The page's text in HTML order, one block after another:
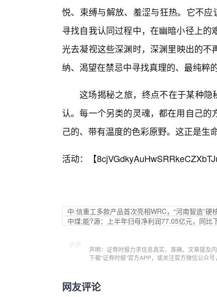
悦、束缚与解放、羞涩与狂热。它不
寻找自我认同过程中，在幽暗小径上
光去凝视这些深渊时，深渊里映出的
纳、渴望在禁忌中寻找真理的、最纯粹
这场揭秘之旅，终点不在于某种隐
认。每一个另类的灵魂，都在用自己
己的、带有温度的色彩原野。这正是生
活动：【
中:信重工多款产品首次亮相WRC，“河南智造”硬
中煤;能?源：上半年归母净利润77.05亿元，同比
声明：证券时报力求信息真实、准确，文章提及
下载“证券时报”官方APP，或关注官方微信公众
网友评论